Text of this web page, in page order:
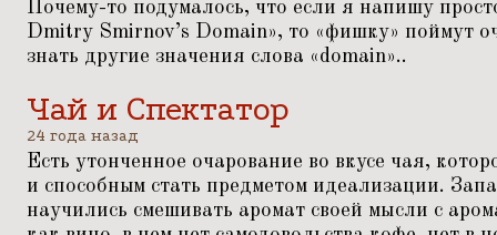
Почему-то подумалось, что если я напишу
Dmitry Smirnov’s Domain», то «фишку» поймут
знать другие значения слова «domain»..
Чай и Спектатор
24 года назад
Есть утонченное очарование во вкусе чая,
и способным стать предметом идеализации.
научились смешивать аромат своей мысли с